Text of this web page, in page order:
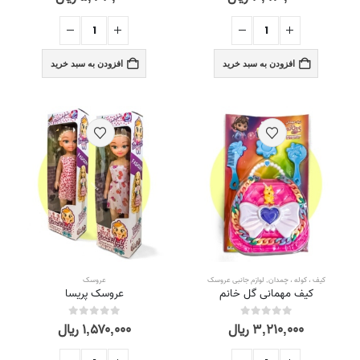
افزودن به سبد خرید افزودن به سبد خرید
کیف ، کوله ، چمدان, لوازم جانبی عروسک
کیف مهمانی گل خانم
۳,۲۱۰,۰۰۰ریال
عروسک
عروسک پریسا
۱,۵۷۰,۰۰۰ ریال